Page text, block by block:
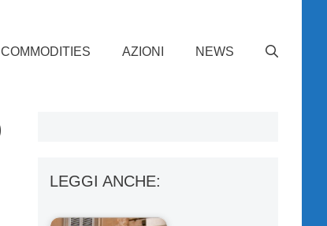
COMMODITIES AZIONI NEWS
LEGGI ANCHE: